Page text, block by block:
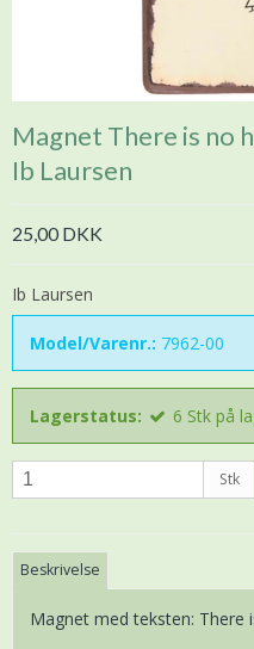
Magnet There is no
Ib Laursen
25,00 DKK
Ib Laursen
Model/Varenr.: 7962-00
Lagerstatus: 6 Stk på
Stk
Beskrivelse
Magnet med teksten: There